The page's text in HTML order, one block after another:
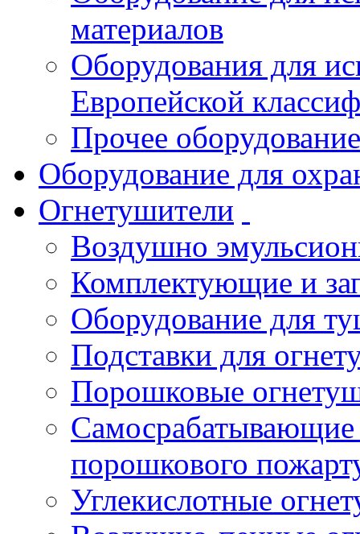
материалов
Оборудования для
Европейской
Прочее оборудование
Оборудование для
Огнетушители
Воздушно
Комплектующие и
Оборудование для
Подставки для
Порошковые
порошкового
Углекислотные